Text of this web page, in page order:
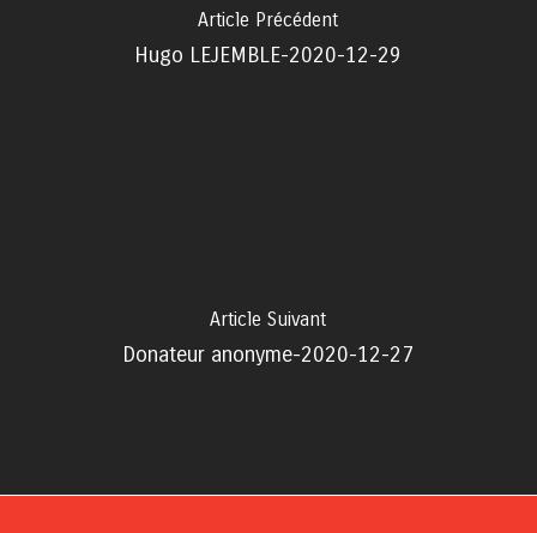
Article Précédent
Hugo LEJEMBLE-2020-12-29
Article Suivant
Donateur anonyme-2020-12-27